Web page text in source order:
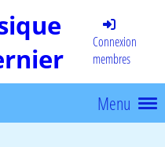
Connexion
membres
Menu